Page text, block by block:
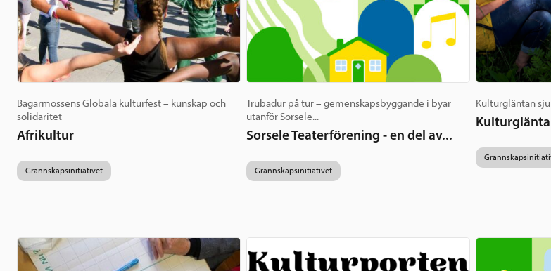
Bagarmossens Globala kulturfest – kunskap och
solidaritet
Afrikultur
Grannskapsinitiativet
Trubadur på tur – gemenskapsbyggande i byar
utanför Sorsele...
Sorsele Teaterförening - en del av...
Grannskapsinitiativet
Kulturgläntan